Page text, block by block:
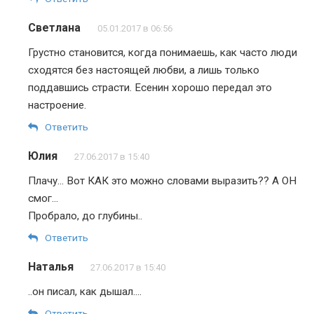
Светлана 05.01.2017 в 06:56
Грустно становится, когда понимаешь, как часто люди
сходятся без настоящей любви, а лишь только
поддавшись страсти. Есенин хорошо передал это
настроение.
Ответить
Юлия 27.06.2017 в 15:40
Плачу… Вот КАК это можно словами выразить?? А ОН
смог…
Пробрало, до глубины..
Ответить
Наталья 27.06.2017 в 15:40
..он писал, как дышал….